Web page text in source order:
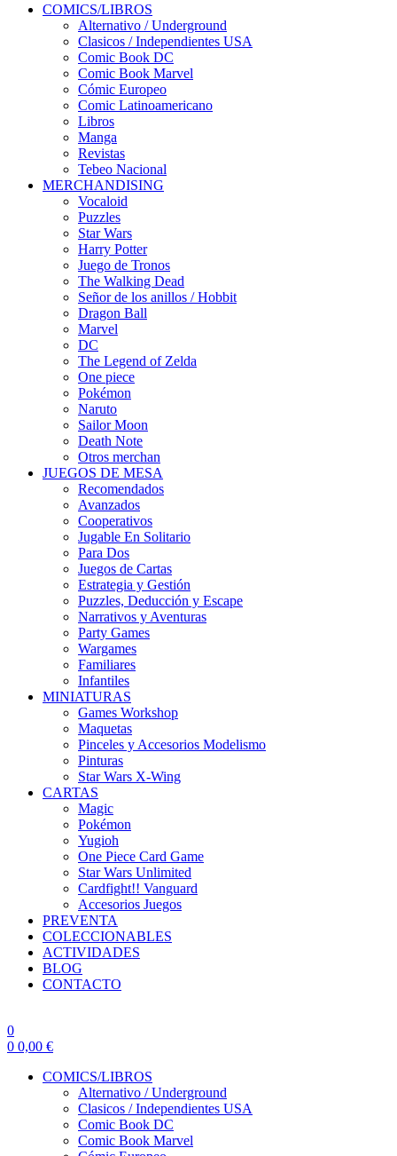
COMICS/LIBROS
Alternativo / Underground
Clasicos / Independientes USA
Comic Book DC
Comic Book Marvel
Cómic Europeo
Comic Latinoamericano
Libros
Manga
Revistas
Tebeo Nacional
MERCHANDISING
Vocaloid
Puzzles
Star Wars
Harry Potter
Juego de Tronos
The Walking Dead
Señor de los anillos / Hobbit
Dragon Ball
Marvel
DC
The Legend of Zelda
One piece
Pokémon
Naruto
Sailor Moon
Death Note
Otros merchan
JUEGOS DE MESA
Recomendados
Avanzados
Cooperativos
Jugable En Solitario
Para Dos
Juegos de Cartas
Estrategia y Gestión
Puzzles, Deducción y Escape
Narrativos y Aventuras
Party Games
Wargames
Familiares
Infantiles
MINIATURAS
Games Workshop
Maquetas
Pinceles y Accesorios Modelismo
Pinturas
Star Wars X-Wing
CARTAS
Magic
Pokémon
Yugioh
One Piece Card Game
Star Wars Unlimited
Cardfight!! Vanguard
Accesorios Juegos
PREVENTA
COLECCIONABLES
ACTIVIDADES
BLOG
CONTACTO
0
0 0,00 €
COMICS/LIBROS
Alternativo / Underground
Clasicos / Independientes USA
Comic Book DC
Comic Book Marvel